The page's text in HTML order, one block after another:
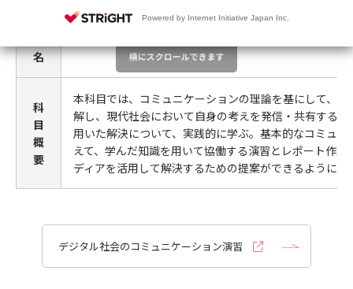
Powered by Internet Initiative Japan Inc.
名
高林 友美・菊地 梓・立川 公子
科
目
概
要
本科目では、コミュニケーションの理論を基にして、
解し、現代社会において自身の考えを発信・共有する
用いた解決について、実践的に学ぶ。基本的なコミュ
えて、学んだ知識を用いて協働する演習とレポート作
ディアを活用して解決するための提案ができるようにな
デジタル社会のコミュニケーション演習